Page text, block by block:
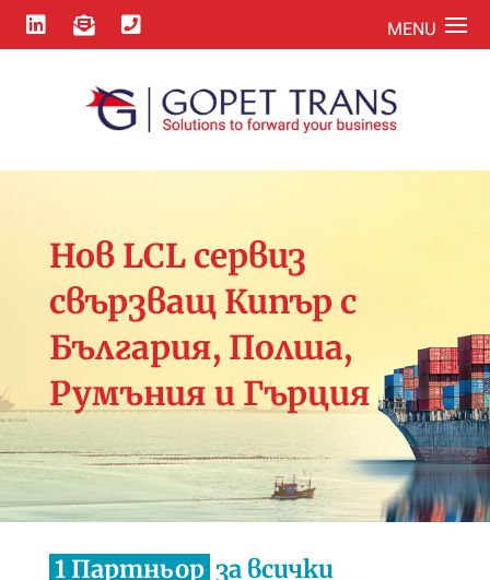
  
Нов LCL сервиз
свързващ Кипър с
България, Полша,
Румъния и Гърция
1 Партньор за всички